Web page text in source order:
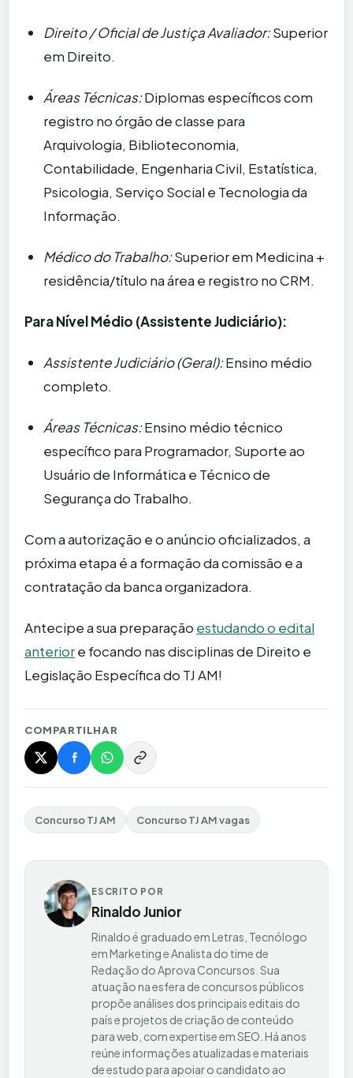
Direito / Oficial de Justiça Avaliador:Superior
em Direito.
Áreas Técnicas:Diplomas específicos com
registro no órgão de classe para
Arquivologia, Biblioteconomia,
Contabilidade, Engenharia Civil, Estatística,
Psicologia, Serviço Social e Tecnologia da
Informação.
Médico do Trabalho:Superior em Medicina +
residência/título na área e registro no CRM.
Para Nível Médio (Assistente Judiciário):
Assistente Judiciário (Geral):Ensino médio
completo.
Áreas Técnicas:Ensino médio técnico
específico para Programador, Suporte ao
Usuário de Informática e Técnico de
Segurança do Trabalho.
Com a autorização e o anúncio oficializados, a
próxima etapa é a formação da comissão e a
contratação da banca organizadora.
Antecipe a sua preparação estudando o edital
anteriore focando nas disciplinas de Direito e
Legislação Específica do TJ AM!
COMPARTILHAR
Concurso TJ AM Concurso TJ AM vagas
ESCRITO POR
Rinaldo Junior
Rinaldo é graduado em Letras, Tecnólogo
em Marketing e Analista do time de
Redação do Aprova Concursos. Sua
atuação na esfera de concursos públicos
propõe análises dos principais editais do
país e projetos de criação de conteúdo
para web, com expertise em SEO. Há anos
reúne informações atualizadas e materiais
de estudo para apoiar o candidato ao